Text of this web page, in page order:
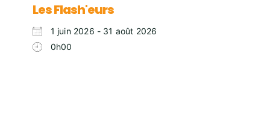
Les Flash'eurs
1 juin 2026 - 31 août 2026
0h00